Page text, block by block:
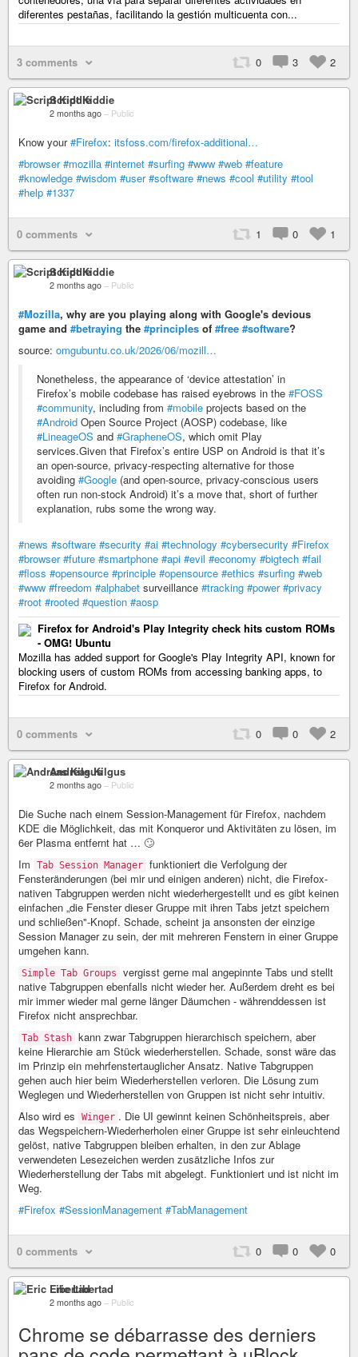
diferentes pestañas, facilitando la gestión multicuenta con...
3 comments 0 3 2
Script Kiddie
2 months ago – Public
Know your#Firefox: itsfoss.com/firefox-additional…
#browser #mozilla #internet #surfing #www #web #feature
#knowledge #wisdom #user #software #news #cool #utility #tool
#help #1337
0 comments 1 0 1
Script Kiddie
2 months ago – Public
#Mozilla, why are you playing along with Google's devious
game and #betraying the #principles of #free #software?
source: omgubuntu.co.uk/2026/06/mozill…
Nonetheless, the appearance of ‘device attestation’ in
Firefox’s mobile codebase has raised eyebrows in the #FOSS
#community, including from #mobile projects based on the
#Android Open Source Project (AOSP) codebase, like
#LineageOS and #GrapheneOS, which omit Play
services.Given that Firefox’s entire USP on Android is that it’s
an open-source, privacy-respecting alternative for those
avoiding #Google (and open-source, privacy-conscious users
often run non-stock Android) it’s a move that, short of further
explanation, rubs some the wrong way.
#news #software #security #ai #technology #cybersecurity #Firefox
#browser #future #smartphone #api #evil #economy #bigtech #fail
#floss #opensource #principle #opensource #ethics #surfing #web
#www #freedom #alphabet surveillance #tracking #power #privacy
#root #rooted #question #aosp
Firefox for Android's Play Integrity check hits custom ROMs
- OMG! Ubuntu
Mozilla has added support for Google's Play Integrity API, known for
blocking users of custom ROMs from accessing banking apps, to
Firefox for Android.
0 comments 0 0 2
Andreas Kilgus
2 months ago – Public
Die Suche nach einem Session-Management für Firefox, nachdem
KDE die Möglichkeit, das mit Konqueror und Aktivitäten zu lösen, im
6er Plasma entfernt hat … 🙄
Im
Tab Session Manager funktioniert die Verfolgung der
Fensteränderungen (bei mir und einigen anderen) nicht, die Firefox-
nativen Tabgruppen werden nicht wiederhergestellt und es gibt keinen
einfachen „die Fenster dieser Gruppe mit ihren Tabs jetzt speichern
und schließen"-Knopf. Schade, scheint ja ansonsten der einzige
Session Manager zu sein, der mit mehreren Fenstern in einer Gruppe
umgehen kann.
Simple Tab Groups
vergisst gerne mal angepinnte Tabs und stellt
native Tabgruppen ebenfalls nicht wieder her. Außerdem dreht es bei
mir immer wieder mal gerne länger Däumchen - währenddessen ist
Firefox nicht ansprechbar.
Tab Stash kann zwar Tabgruppen hierarchisch speichern, aber
keine Hierarchie am Stück wiederherstellen. Schade, sonst wäre das
im Prinzip ein mehrfenstertauglicher Ansatz. Native Tabgruppen
gehen auch hier beim Wiederherstellen verloren. Die Lösung zum
Weglegen und Wiederherstellen von Gruppen ist nicht sehr intuitiv.
Also wird es
Winger . Die UI gewinnt keinen Schönheitspreis, aber
das Wegspeichern-Wiederherholen einer Gruppe ist sehr einleuchtend
gelöst, native Tabgruppen bleiben erhalten, in den zur Ablage
verwendeten Lesezeichen werden zusätzliche Infos zur
Wiederherstellung der Tabs mit abgelegt. Funktioniert und ist nicht im
Weg.
#Firefox #SessionManagement #TabManagement
0 comments 0 0 0
Eric Libertad
2 months ago – Public
Chrome se débarrasse des derniers